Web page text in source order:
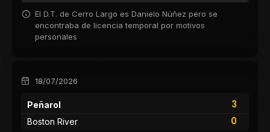
El D.T. de Cerro Largo es Danielo Núñez pero se
encontraba de licencia temporal por motivos
personales
18/07/2026
Peñarol
3
0
Boston River